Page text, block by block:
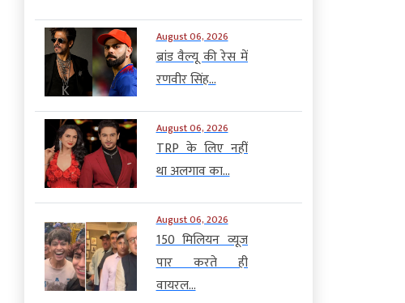
August 06, 2026
ब्रांड वैल्यू की रेस में
रणवीर सिंह...
August 06, 2026
TRP के लिए नहीं
था अलगाव का...
August 06, 2026
150 मिलियन व्यूज
पार करते ही
वायरल...